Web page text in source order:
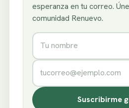
esperanza en tu correo.
comunidad Renuevo.
Nombre
Correo electrónico
Suscribirme